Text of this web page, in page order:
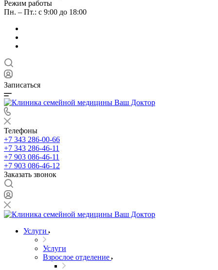
Режим работы
Пн. – Пт.: с 9:00 до 18:00
Записаться
Телефоны
+7 343 286-00-66
+7 343 286-46-11
+7 903 086-46-11
+7 903 086-46-12
Заказать звонок
Услуги
Услуги
Взрослое отделение